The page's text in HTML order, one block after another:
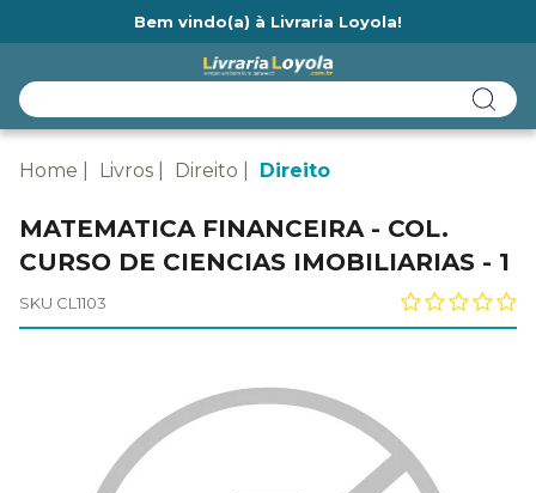
Bem vindo(a) à Livraria Loyola!
Home Livros Direito Direito
MATEMATICA FINANCEIRA - COL.
CURSO DE CIENCIAS IMOBILIARIAS - 1
SKU CL1103